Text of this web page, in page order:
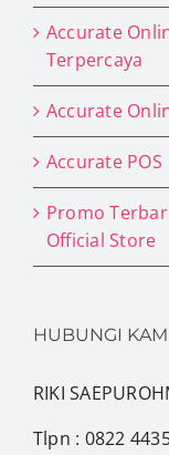
Accurate
Terpercaya
Accurate
Accurate POS
Promo
Official Store
HUBUNGI
RIKI
Tlpn : 0822